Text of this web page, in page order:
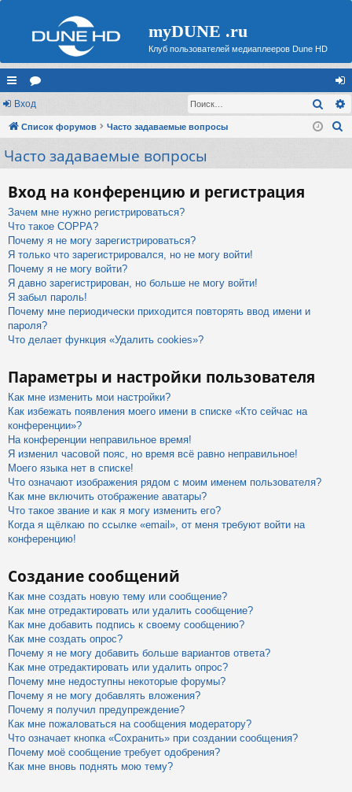
myDUNE .ru
Клуб пользователей медиаплееров Dune HD
с
ы
лк
ор
ум
хо
д
Вход
Список форумов Часто задаваемые вопросы
Часто задаваемые вопросы
Вход на конференцию и регистрация
Зачем мне нужно регистрироваться?
Что такое COPPA?
Почему я не могу зарегистрироваться?
Я только что зарегистрировался, но не могу войти!
Почему я не могу войти?
Я давно зарегистрирован, но больше не могу войти!
Я забыл пароль!
Почему мне периодически приходится повторять ввод имени и
пароля?
Что делает функция «Удалить cookies»?
Параметры и настройки пользователя
Как мне изменить мои настройки?
Как избежать появления моего имени в списке «Кто сейчас на
конференции»?
На конференции неправильное время!
Я изменил часовой пояс, но время всё равно неправильное!
Моего языка нет в списке!
Что означают изображения рядом с моим именем пользователя?
Как мне включить отображение аватары?
Что такое звание и как я могу изменить его?
Когда я щёлкаю по ссылке «email», от меня требуют войти на
конференцию!
Создание сообщений
Как мне создать новую тему или сообщение?
Как мне отредактировать или удалить сообщение?
Как мне добавить подпись к своему сообщению?
Как мне создать опрос?
Почему я не могу добавить больше вариантов ответа?
Как мне отредактировать или удалить опрос?
Почему мне недоступны некоторые форумы?
Почему я не могу добавлять вложения?
Почему я получил предупреждение?
Как мне пожаловаться на сообщения модератору?
Что означает кнопка «Сохранить» при создании сообщения?
Почему моё сообщение требует одобрения?
Как мне вновь поднять мою тему?